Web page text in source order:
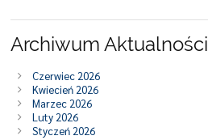
Archiwum Aktualności
Czerwiec 2026
Kwiecień 2026
Marzec 2026
Luty 2026
Styczeń 2026